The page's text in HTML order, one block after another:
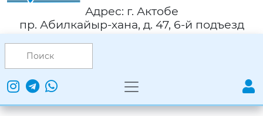
Адрес: г. Актобе
пр. Абилкайыр-хана, д. 47, 6-й подъезд